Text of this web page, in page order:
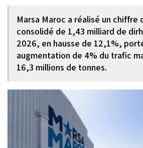
Marsa Maroc a réalisé un chiffre
consolidé de 1,43 milliard de
2026, en hausse de 12,1%,
augmentation de 4% du trafic
16,3 millions de tonnes.